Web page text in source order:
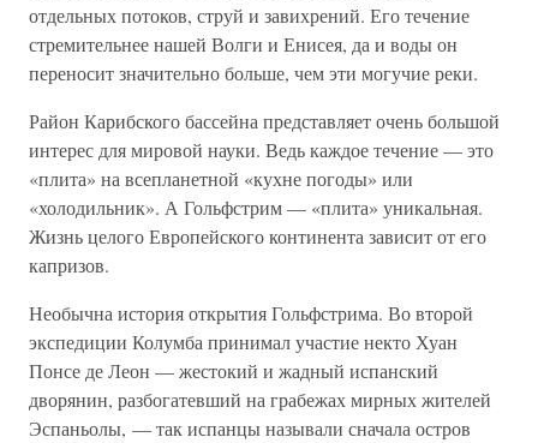
отдельных потоков, струй и завихрений. Его течение
стремительнее нашей Волги и Енисея, да и воды он
переносит значительно больше, чем эти могучие реки.
Район Карибского бассейна представляет очень большой
интерес для мировой науки. Ведь каждое течение — это
«плита» на всепланетной «кухне погоды» или
«холодильник». А Гольфстрим — «плита» уникальная.
Жизнь целого Европейского континента зависит от его
капризов.
Необычна история открытия Гольфстрима. Во второй
экспедиции Колумба принимал участие некто Хуан
Понсе де Леон — жестокий и жадный испанский
дворянин, разбогатевший на грабежах мирных жителей
Эспаньолы, — так испанцы называли сначала остров